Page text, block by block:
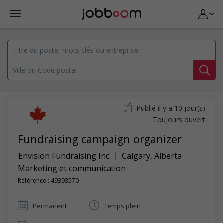
Fundraising campaign organizer
Envision Fundraising Inc. Calgary, Alberta
Marketing et communication
Référence : 49393570
Publié il y a 10 jour(s)
Toujours ouvert
Permanent Temps plein